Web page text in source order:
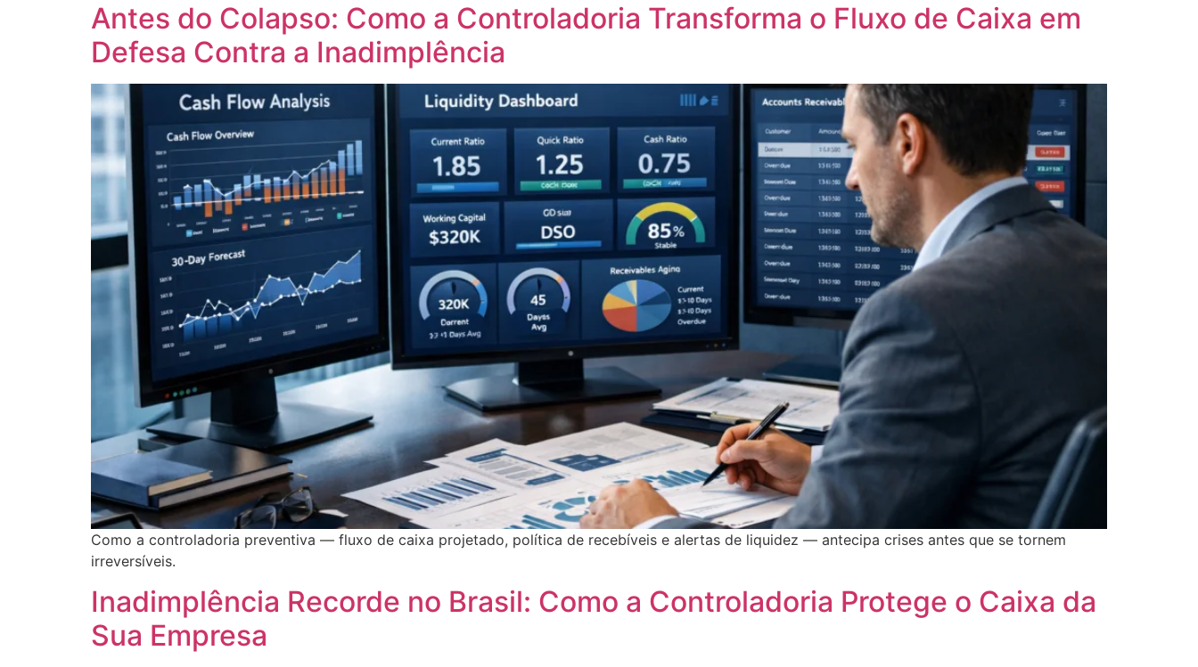
Antes do Colapso: Como a Controladoria Transforma o Fluxo de Caixa em
Defesa Contra a Inadimplência
Como a controladoria preventiva — fluxo de caixa projetado, política de recebíveis e alertas de liquidez — antecipa crises antes que se tornem
irreversíveis.
Inadimplência Recorde no Brasil: Como a Controladoria Protege o Caixa da
Sua Empresa